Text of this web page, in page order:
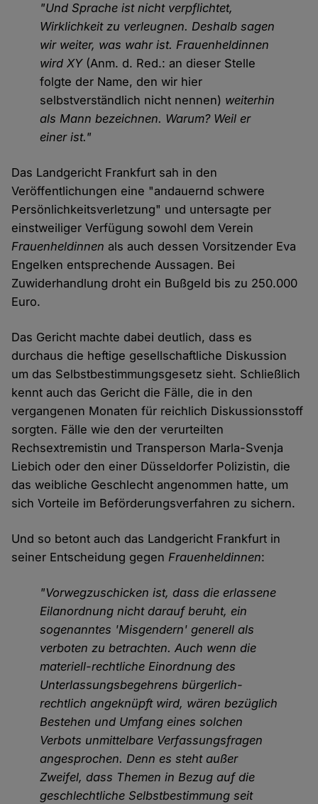
"Und Sprache ist nicht verpflichtet,
Wirklichkeit zu verleugnen. Deshalb sagen
wir weiter, was wahr ist. Frauenheldinnen
wird XY (Anm. d. Red.: an dieser Stelle
folgte der Name, den wir hier
selbstverständlich nicht nennen) weiterhin
als Mann bezeichnen. Warum? Weil er
einer ist."
Das Landgericht Frankfurt sah in den
Veröffentlichungen eine "andauernd schwere
Persönlichkeitsverletzung" und untersagte per
einstweiliger Verfügung sowohl dem Verein
Frauenheldinnen als auch dessen Vorsitzender Eva
Engelken entsprechende Aussagen. Bei
Zuwiderhandlung droht ein Bußgeld bis zu 250.000
Euro.
Das Gericht machte dabei deutlich, dass es
durchaus die heftige gesellschaftliche Diskussion
um das Selbstbestimmungsgesetz sieht. Schließlich
kennt auch das Gericht die Fälle, die in den
vergangenen Monaten für reichlich Diskussionsstoff
sorgten. Fälle wie den der verurteilten
Rechsextremistin und Transperson Marla-Svenja
Liebich oder den einer Düsseldorfer Polizistin, die
das weibliche Geschlecht angenommen hatte, um
sich Vorteile im Beförderungsverfahren zu sichern.
Und so betont auch das Landgericht Frankfurt in
seiner Entscheidung gegenFrauenheldinnen:
"Vorwegzuschicken ist, dass die erlassene
Eilanordnung nicht darauf beruht, ein
sogenanntes 'Misgendern' generell als
verboten zu betrachten. Auch wenn die
materiell-rechtliche Einordnung des
Unterlassungsbegehrens bürgerlich-
rechtlich angeknüpft wird, wären bezüglich
Bestehen und Umfang eines solchen
Verbots unmittelbare Verfassungsfragen
angesprochen. Denn es steht außer
Zweifel, dass Themen in Bezug auf die
geschlechtliche Selbstbestimmung seit